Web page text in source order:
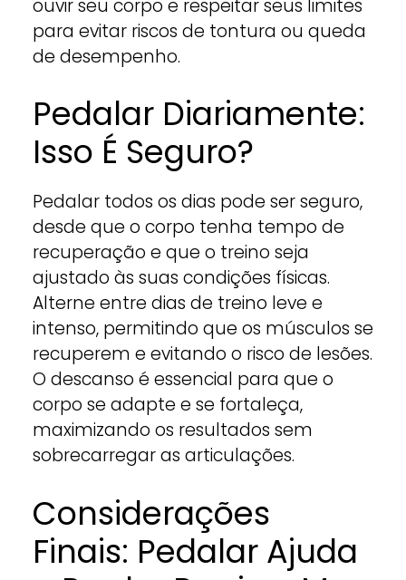
ouvir seu corpo e respeitar seus limites
para evitar riscos de tontura ou queda
de desempenho.
Pedalar Diariamente:
Isso É Seguro?
Pedalar todos os dias pode ser seguro,
desde que o corpo tenha tempo de
recuperação e que o treino seja
ajustado às suas condições físicas.
Alterne entre dias de treino leve e
intenso, permitindo que os músculos se
recuperem e evitando o risco de lesões.
O descanso é essencial para que o
corpo se adapte e se fortaleça,
maximizando os resultados sem
sobrecarregar as articulações.
Considerações
Finais: Pedalar Ajuda